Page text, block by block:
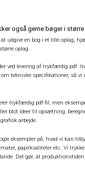
også gerne bøger i større
udgive en bog i et lille oplag,
oplag.
ved levering af trykfærdig pdf.
tekniske specifikationer, så vi
trykfærdig pdf-fil, men
blot ideer til opsætning,
arbejde.
eksempler på, hvad vi kan
papirkvaliteter etc. Vi
Det gør, at produktionstiden